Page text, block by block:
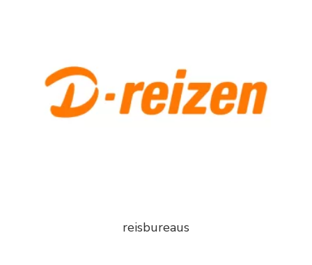
reisbureaus